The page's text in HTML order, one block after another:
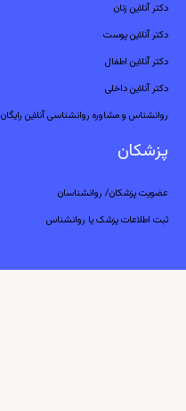
دکتر آنلاین زنان
دکتر آنلاین پوست
دکتر آنلاین اطفال
دکتر آنلاین داخلی
روانشناس و مشاوره روانشناسی آنلاین رایگان
پزشکان
عضویت پزشکان/ روانشناسان
ثبت اطلاعات پزشک یا روانشناس